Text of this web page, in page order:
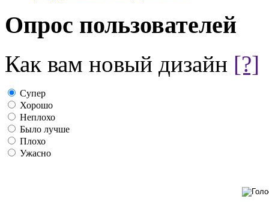
Опрос пользователей
Как вам новый дизайн [?]
Супер
Хорошо
Неплохо
Было лучше
Плохо
Ужасно